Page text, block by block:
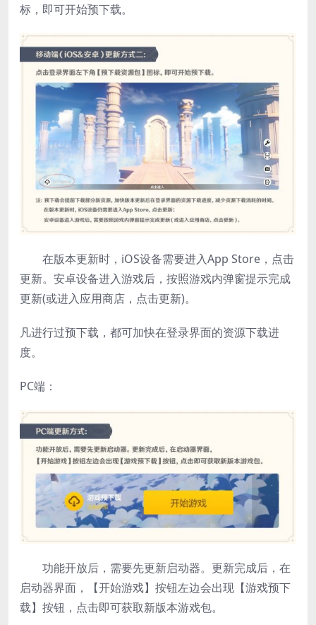
标，即可开始预下载。
在版本更新时，iOS设备需要进入App Store，点击
更新。安卓设备进入游戏后，按照游戏内弹窗提示完成
更新(或进入应用商店，点击更新)。
凡进行过预下载，都可加快在登录界面的资源下载进
度。
PC端：
功能开放后，需要先更新启动器。更新完成后，在
启动器界面，【开始游戏】按钮左边会出现【游戏预下
载】按钮，点击即可获取新版本游戏包。